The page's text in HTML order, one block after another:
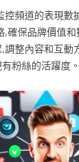
控頻道的表現數
,確保品牌價值
調整內容和互動
粉絲的活躍度。